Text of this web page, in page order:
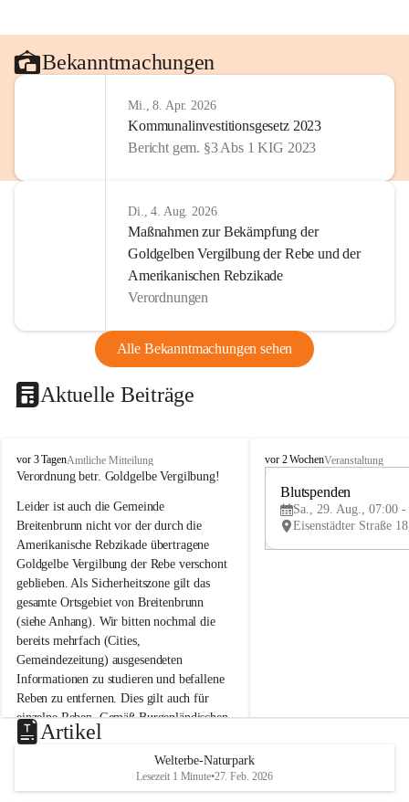
Bekanntmachungen
Mi., 8. Apr. 2026
Kommunalinvestitionsgesetz 2023
Bericht gem. §3 Abs 1 KIG 2023
Di., 4. Aug. 2026
Maßnahmen zur Bekämpfung der
Goldgelben Vergilbung der Rebe und der
Amerikanischen Rebzikade
Verordnungen
Alle Bekanntmachungen sehen
Aktuelle Beiträge
B
r
i
t
e
n
b
r
u
n
n
a
m
N
e
u
s
d
vor 3 TagenAmtliche Mitteilung
Verordnung betr. Goldgelbe Vergilbung!
Leider ist auch die Gemeinde
Breitenbrunn nicht vor der durch die
Amerikanische Rebzikade übertragene
Goldgelbe Vergilbung der Rebe verschont
geblieben. Als Sicherheitszone gilt das
gesamte Ortsgebiet von Breitenbrunn
(siehe Anhang). Wir bitten nochmal die
bereits mehrfach (Cities,
Gemeindezeitung) ausgesendeten
Informationen zu studieren und befallene
Reben zu entfernen. Dies gilt auch für
einzelne Reben. Gemäß Burgenländischen
Weinbaugesetz sind nicht gepflegte oder
unzulässige Weingärten zu roden! Bitte
helfen wir zusammen um unsere Winzer
vor den prognostizierten Ernteausfällen
B
e
u
e
d
vor 2 WochenVeranstaltung
Blutspenden
Sa., 29. Aug., 07:00 -
Artikel
Welterbe-Naturpark
Lesezeit 1 Minute•27. Feb. 2026